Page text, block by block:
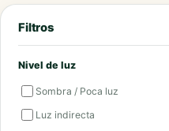
Filtros
Nivel de luz
Sombra / Poca luz
Luz indirecta